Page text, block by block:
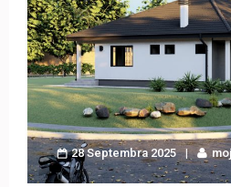
28 Septembra 2025